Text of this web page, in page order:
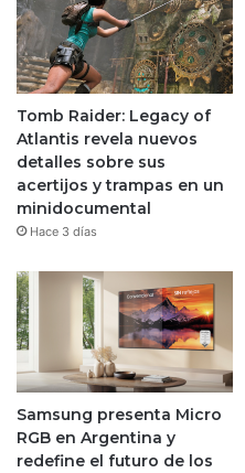
Tomb Raider: Legacy of
Atlantis revela nuevos
detalles sobre sus
acertijos y trampas en un
minidocumental
Hace 3 días
Samsung presenta Micro
RGB en Argentina y
redefine el futuro de los